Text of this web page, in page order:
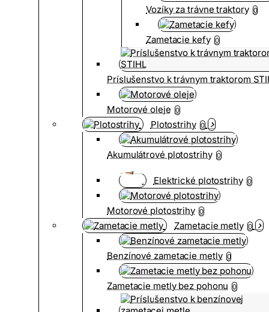
Vozíky za trávne traktory 0
Zametacie kefy 0
Príslušenstvo k trávnym traktorom
Motorové oleje 0
Plotostrihy 0
Akumulátrové plotostrihy 0
Elektrické plotostrihy 0
Motorové plotostrihy 0
Zametacie metly 0
Benzínové zametacie metly 0
Zametacie metly bez pohonu 0